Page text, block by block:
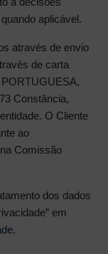
aplicável.
através de envio
de carta
Constância,
O Cliente
ao
Comissão
dos dados
em
.